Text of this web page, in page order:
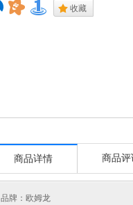
. 收藏
商品详情 商品评
品牌： 欧姆龙